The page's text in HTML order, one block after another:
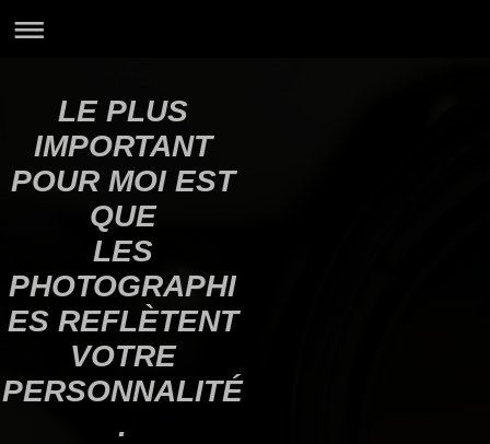
LE PLUS
IMPORTANT
POUR MOI EST
QUE
LES
PHOTOGRAPHI
ES REFLÈTENT
VOTRE
PERSONNALITÉ
.